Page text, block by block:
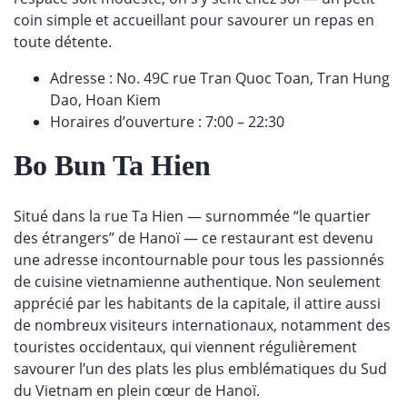
coin simple et accueillant pour savourer un repas en
toute détente.
Adresse : No. 49C rue Tran Quoc Toan, Tran Hung
Dao, Hoan Kiem
Horaires d’ouverture : 7:00 – 22:30
Bo Bun Ta Hien
Situé dans la rue Ta Hien — surnommée “le quartier
des étrangers” de Hanoï — ce restaurant est devenu
une adresse incontournable pour tous les passionnés
de cuisine vietnamienne authentique. Non seulement
apprécié par les habitants de la capitale, il attire aussi
de nombreux visiteurs internationaux, notamment des
touristes occidentaux, qui viennent régulièrement
savourer l’un des plats les plus emblématiques du Sud
du Vietnam en plein cœur de Hanoï.